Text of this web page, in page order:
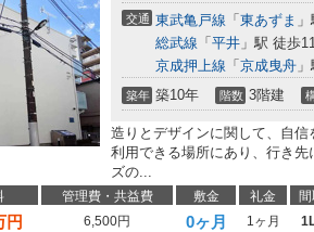
交通 東武亀戸線 「 東あずま
総武線 「 平井 」駅 徒歩
京成押上線 「 京成曳舟
築年 築10年 階数 3階建
造りとデザインに関して、自
利用できる場所にあり、行き
ズの...
管理費・共益費 敷金 礼金 間
円 6,500円 0ヶ月 1ヶ月